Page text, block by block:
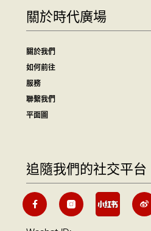
關於時代廣場
關於我們
如何前往
服務
聯繫我們
平面圖
追隨我們的社交平台